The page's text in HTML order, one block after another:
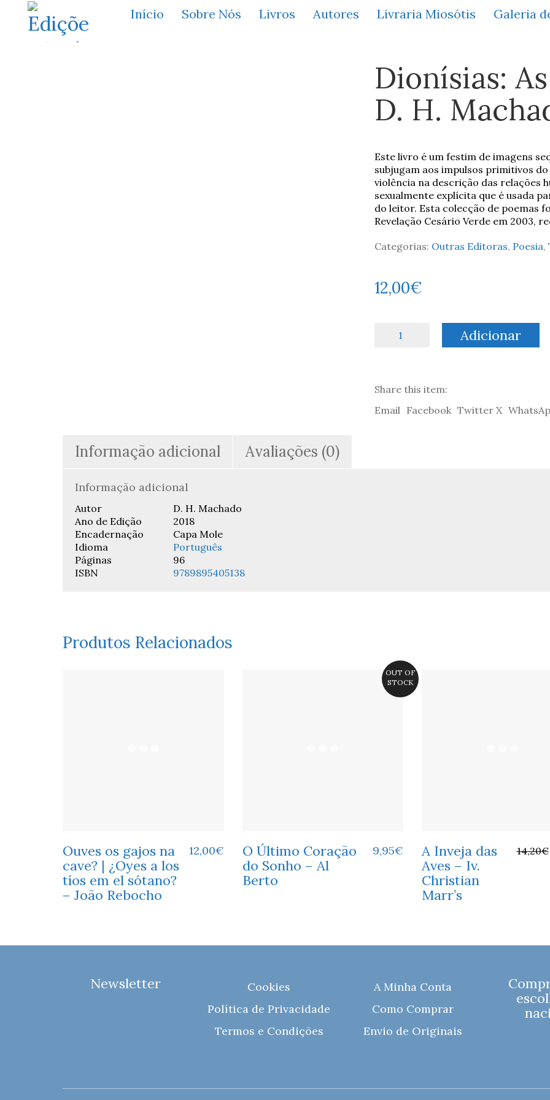
Início Sobre Nós Livros Autores Livraria Miosótis Galeria
Dionísias:
D. H.
Este livro é um festim de imagens
subjugam aos impulsos primitivos
violência na descrição das relações
sexualmente explícita que é usada
do leitor. Esta colecção de poemas
Revelação Cesário Verde em 2003,
Categorias: Outras Editoras, Poesia,
12,00€
-
D.
Adicionar
Share this item:
Email Facebook Twitter X
Informação adicional Avaliações (0)
Informação adicional
Autor
D. H. Machado
Ano de Edição
2018
Encadernação
Capa Mole
Idioma
Português
Páginas
96
ISBN
9789895405138
Produtos Relacionados
Ouves os gajos na
cave? | ¿Oyes a los
tíos em el sótano?
– João Rebocho
12,00€
OUT OF
STOCK
O Último Coração
do Sonho – Al
Berto
9,95€
A Inveja das
Aves – Iv.
Christian
Marr’s
14,20€
Newsletter
Cookies
Política de Privacidade
Termos e Condições
A Minha Conta
Como Comprar
Envio de Originais